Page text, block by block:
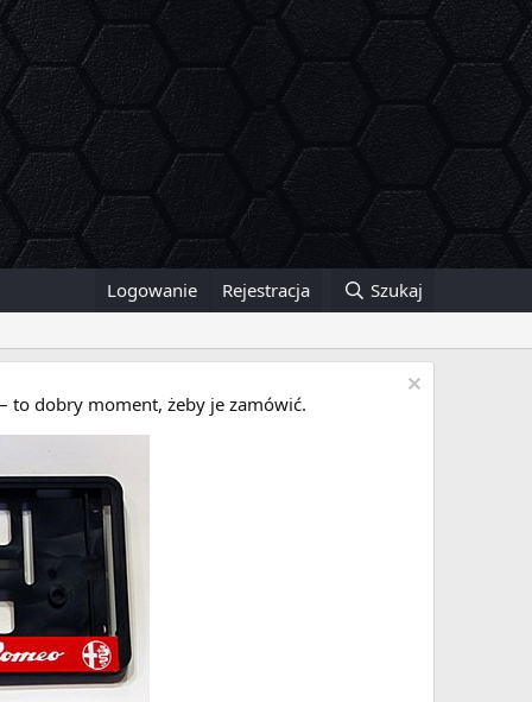
Logowanie Rejestracja Szukaj
to dobry moment, żeby je zamówić.